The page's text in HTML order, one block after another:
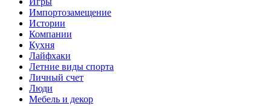
Импортозамещение
Истории
Компании
Кухня
Лайфхаки
Летние виды спорта
Личный счет
Люди
Мебель и декор